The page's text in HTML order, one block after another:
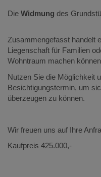
Die Widmung des
Zusammengefasst handelt
Liegenschaft für Familien
Wohntraum machen
Nutzen Sie die Möglichkeit
Besichtigungstermin, um
überzeugen zu können.
Wir freuen uns auf Ihre
Kaufpreis 425.000,-